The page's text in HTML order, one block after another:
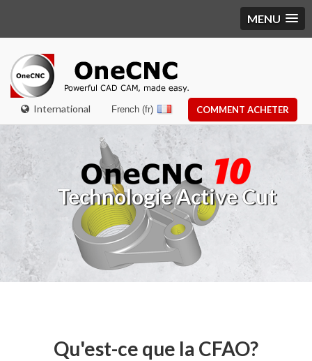
MENU
International COMMENT ACHETER
French (fr)
Technologie Active Cut
Qu'est-ce que la CFAO?